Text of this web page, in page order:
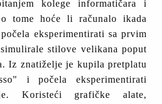
kolege informatičara i
tome hoće li računalo ikada
eksperimentirati sa prvim
stilove velikana poput
Iz znatiželje je kupila pretplatu
i počela eksperimentirati
Koristeći grafičke alate,